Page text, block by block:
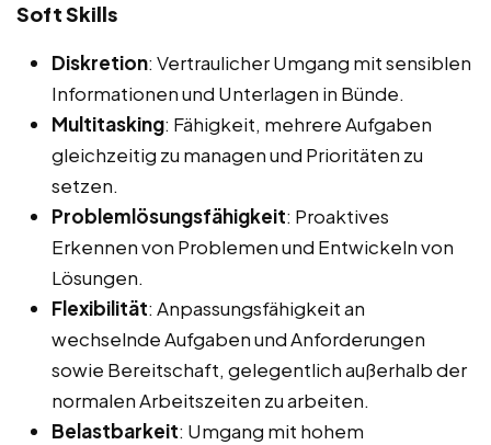
Soft Skills
Diskretion: Vertraulicher Umgang mit sensiblen
Informationen und Unterlagen in Bünde.
Multitasking: Fähigkeit, mehrere Aufgaben
gleichzeitig zu managen und Prioritäten zu
setzen.
Problemlösungsfähigkeit: Proaktives
Erkennen von Problemen und Entwickeln von
Lösungen.
Flexibilität: Anpassungsfähigkeit an
wechselnde Aufgaben und Anforderungen
sowie Bereitschaft, gelegentlich außerhalb der
normalen Arbeitszeiten zu arbeiten.
Belastbarkeit: Umgang mit hohem